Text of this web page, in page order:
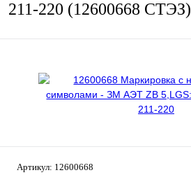
211-220 (12600668 СТЭЗ)
Артикул: 12600668